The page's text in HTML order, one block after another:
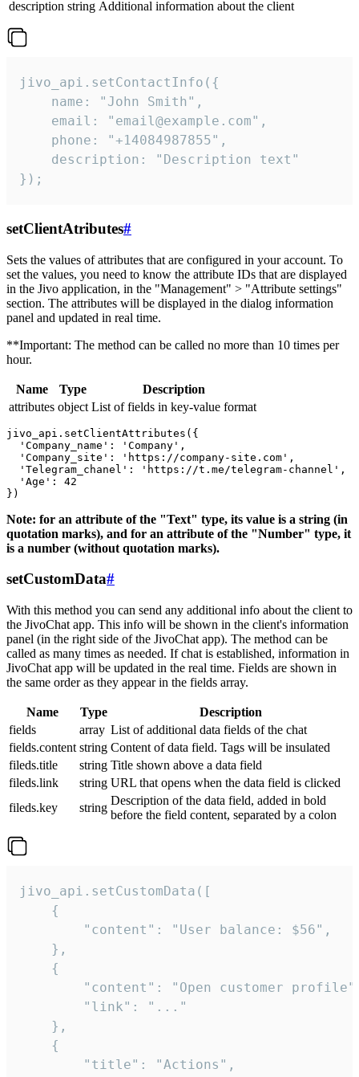
description string Additional information about the client
jivo_api.setContactInfo({
    name: "John Smith",
    email: "email@example.com",
    phone: "+14084987855",
    description: "Description text"
});
setClientAtributes#
Sets the values ​​of attributes that are configured in your account. To
set the values, you need to know the attribute IDs that are displayed
in the Jivo application, in the "Management" > "Attribute settings"
section. The attributes will be displayed in the dialog information
panel and updated in real time.
**Important: The method can be called no more than 10 times per
hour.
Name Type
Description
attributes object List of fields in key-value format
jivo_api.setClientAttributes({
  'Company_name': 'Company',
  'Company_site': 'https://company-site.com',
  'Telegram_chanel': 'https://t.me/telegram-channel',
  'Age': 42
Note: for an attribute of the "Text" type, its value is a string (in
quotation marks), and for an attribute of the "Number" type, it
is a number (without quotation marks).
setCustomData#
With this method you can send any additional info about the client to
the JivoChat app. This info will be shown in the client's information
panel (in the right side of the JivoChat app). The method can be
called as many times as needed. If chat is established, information in
JivoChat app will be updated in the real time. Fields are shown in
the same order as they appear in the fields array.
Name Type
Description
fields
array List of additional data fields of the chat
fields.content string Content of data field. Tags will be insulated
fileds.title
string Title shown above a data field
fileds.link
string URL that opens when the data field is clicked
fileds.key
string
Description of the data field, added in bold
before the field content, separated by a colon
jivo_api.setCustomData([
    {
        "content": "User balance: $56",
    },
    {
"content": "Open customer
        "link": "..."
    },
    {
        "title": "Actions",